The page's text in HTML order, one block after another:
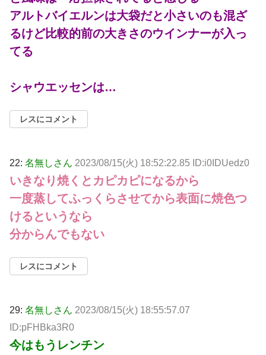
アルトバイエルンは大袋だと小さいのも混ざ
るけど比較的前の大きさのウインナーが入っ
てる
シャウエッセンは…
レスにコメント
22: 名無しさん 2023/08/15(火) 18:52:22.85 ID:i0IDUedz0
いきなり焼くとカピカピになるから
一度蒸してふっくらさせてから表面に焼色つ
けるというなら
分からんでもない
レスにコメント
29: 名無しさん 2023/08/15(火) 18:55:57.07
ID:pFHBka3R0
今はもうレンチン